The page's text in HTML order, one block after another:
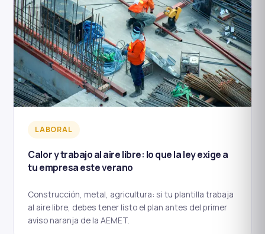
LABORAL
Calor y trabajo al aire libre: lo que la ley exige a
tu empresa este verano
Construcción, metal, agricultura: si tu plantilla trabaja
al aire libre, debes tener listo el plan antes del primer
aviso naranja de la AEMET.